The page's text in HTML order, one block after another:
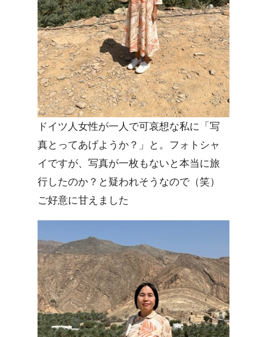
ドイツ人女性が一人で可哀想な私に「写
真とってあげようか？」と。フォトシャ
イですが、写真が一枚もないと本当に旅
行したのか？と疑われそうなので（笑）
ご好意に甘えました